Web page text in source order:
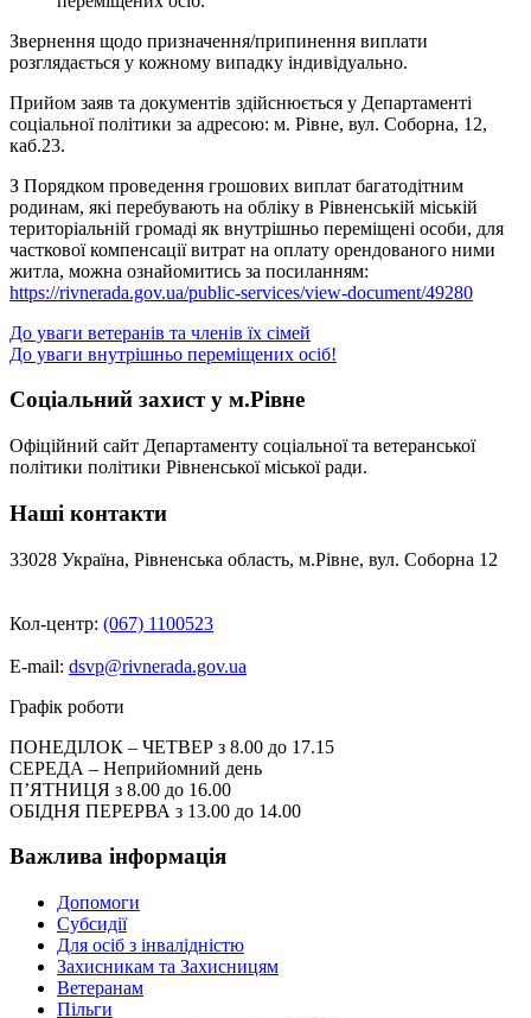
Звернення щодо призначення/припинення виплати
розглядається у кожному випадку індивідуально.
Прийом заяв та документів здійснюється у Департаменті
соціальної політики за адресою: м. Рівне, вул. Соборна, 12,
каб.23.
З Порядком проведення грошових виплат багатодітним
родинам, які перебувають на обліку в Рівненській міській
територіальній громаді як внутрішньо переміщені особи, для
часткової компенсації витрат на оплату орендованого ними
житла, можна ознайомитись за посиланням:
https://rivnerada.gov.ua/public-services/view-document/49280
Навігація
записів
До уваги ветеранів та членів їх сімей
До уваги внутрішньо переміщених осіб!
Соціальний захист у м.Рівне
Офіційний сайт Департаменту соціальної та ветеранської
політики політики Рівненської міської ради.
Наші контакти
33028 Україна, Рівненська область, м.Рівне, вул. Соборна 12
Кол-центр: (067) 1100523
E-mail: dsvp@rivnerada.gov.ua
Графік роботи
ПОНЕДІЛОК – ЧЕТВЕР з 8.00 до 17.15
СЕРЕДА – Неприйомний день
П’ЯТНИЦЯ з 8.00 до 16.00
ОБІДНЯ ПЕРЕРВА з 13.00 до 14.00
Важлива інформація
Допомоги
Субсидії
Для осіб з інвалідністю
Захисникам та Захисницям
Ветеранам
Пільги